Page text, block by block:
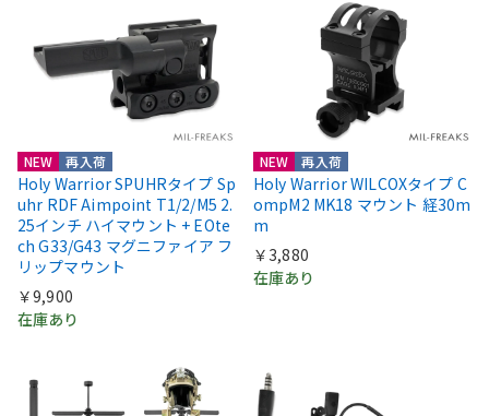
NEW 再入荷
Holy Warrior SPUHRタイプ Sp
uhr RDF Aimpoint T1/2/M5 2.
25インチ ハイマウント + EOte
ch G33/G43 マグニファイア フ
リップマウント
￥9,900
在庫あり
NEW 再入荷
Holy Warrior WILCOXタイプ C
ompM2 MK18 マウント 経30m
m
￥3,880
在庫あり